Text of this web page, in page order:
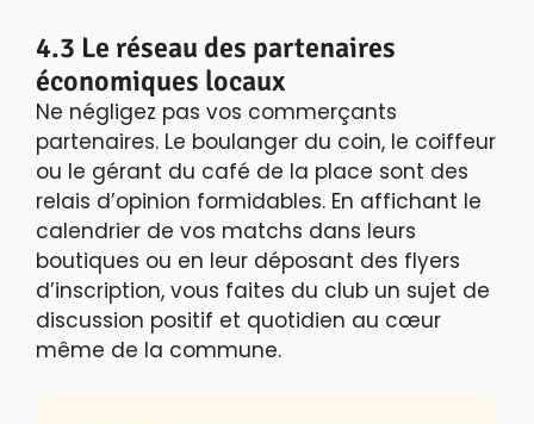
4.3 Le réseau des partenaires
économiques locaux
Ne négligez pas vos commerçants
partenaires. Le boulanger du coin, le coiffeur
ou le gérant du café de la place sont des
relais d’opinion formidables. En affichant le
calendrier de vos matchs dans leurs
boutiques ou en leur déposant des flyers
d’inscription, vous faites du club un sujet de
discussion positif et quotidien au cœur
même de la commune.